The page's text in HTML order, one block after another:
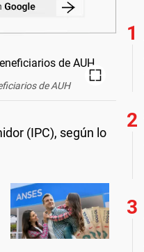
de AUH
(IPC), según lo